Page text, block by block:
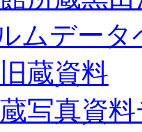
ムデータ
蔵資料
写真資